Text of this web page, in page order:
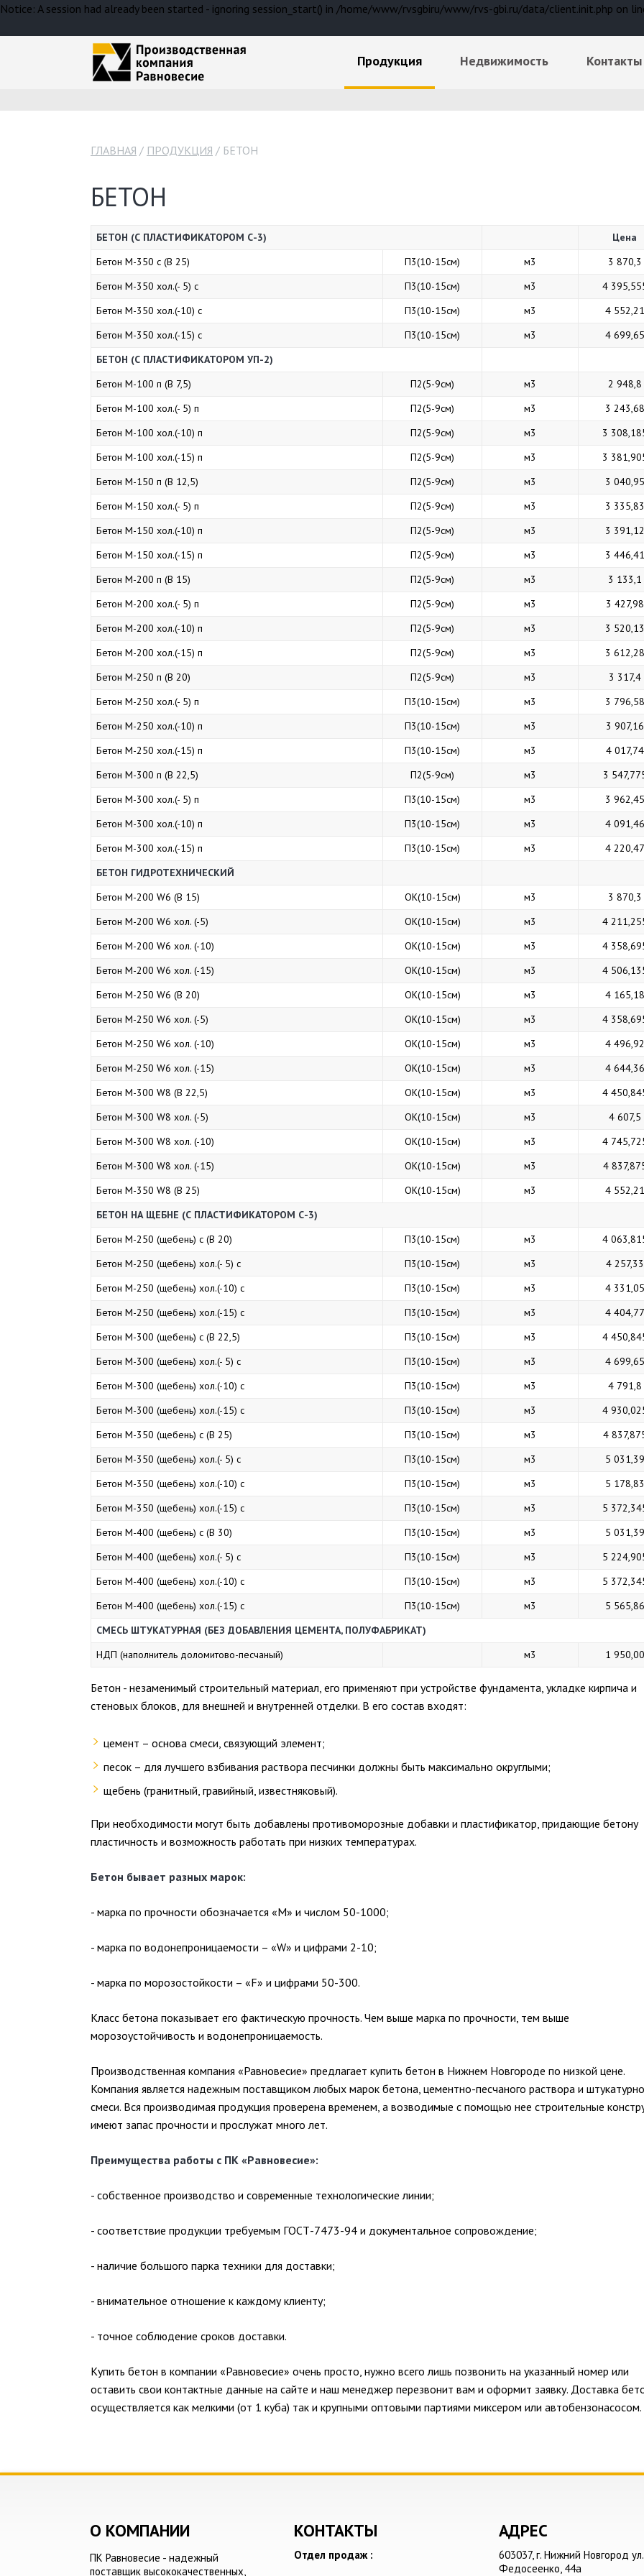
Notice: A session had already been started - ignoring session_start() in /home/www/rvsgbiru/www/rvs-gbi.ru/data/client.init.php on
Продукция Недвижимость Контакты
ГЛАВНАЯ ПРОДУКЦИЯ БЕТОН
БЕТОН
БЕТОН (С ПЛАСТИФИКАТОРОМ С-3)
Цена
Бетон М-350 с (В 25)
П3(10-15см) м3
3 870,3
Бетон М-350 хол.(- 5) с
П3(10-15см) м3
4
Бетон М-350 хол.(-10) с
П3(10-15см) м3
4 552,21
Бетон М-350 хол.(-15) с
П3(10-15см) м3
4 699,65
БЕТОН (С ПЛАСТИФИКАТОРОМ УП-2)
Бетон М-100 п (В 7,5)
П2(5-9см) м3
2 948,8
Бетон М-100 хол.(- 5) п
П2(5-9см) м3
3 243,68
Бетон М-100 хол.(-10) п
П2(5-9см) м3
3
Бетон М-100 хол.(-15) п
П2(5-9см) м3
3
Бетон М-150 п (В 12,5)
П2(5-9см) м3
3 040,95
Бетон М-150 хол.(- 5) п
П2(5-9см) м3
3 335,83
Бетон М-150 хол.(-10) п
П2(5-9см) м3
3 391,12
Бетон М-150 хол.(-15) п
П2(5-9см) м3
3 446,41
Бетон М-200 п (В 15)
П2(5-9см) м3
3 133,1
Бетон М-200 хол.(- 5) п
П2(5-9см) м3
3 427,98
Бетон М-200 хол.(-10) п
П2(5-9см) м3
3 520,13
Бетон М-200 хол.(-15) п
П2(5-9см) м3
3 612,28
Бетон М-250 п (В 20)
П2(5-9см) м3
3 317,4
Бетон М-250 хол.(- 5) п
П3(10-15см) м3
3 796,58
Бетон М-250 хол.(-10) п
П3(10-15см) м3
3 907,16
Бетон М-250 хол.(-15) п
П3(10-15см) м3
4 017,74
Бетон М-300 п (В 22,5)
П2(5-9см) м3
3
Бетон М-300 хол.(- 5) п
П3(10-15см) м3
3 962,45
Бетон М-300 хол.(-10) п
П3(10-15см) м3
4 091,46
Бетон М-300 хол.(-15) п
П3(10-15см) м3
4 220,47
БЕТОН ГИДРОТЕХНИЧЕСКИЙ
Бетон М-200 W6 (В 15)
ОК(10-15см) м3
3 870,3
Бетон М-200 W6 хол. (-5)
ОК(10-15см) м3
4
Бетон М-200 W6 хол. (-10)
ОК(10-15см) м3
4
Бетон М-200 W6 хол. (-15)
ОК(10-15см) м3
4
Бетон М-250 W6 (В 20)
ОК(10-15см) м3
4 165,18
Бетон М-250 W6 хол. (-5)
ОК(10-15см) м3
4
Бетон М-250 W6 хол. (-10)
ОК(10-15см) м3
4 496,92
Бетон М-250 W6 хол. (-15)
ОК(10-15см) м3
4 644,36
Бетон М-300 W8 (В 22,5)
ОК(10-15см) м3
4
Бетон М-300 W8 хол. (-5)
ОК(10-15см) м3
4 607,5
Бетон М-300 W8 хол. (-10)
ОК(10-15см) м3
4
Бетон М-300 W8 хол. (-15)
ОК(10-15см) м3
4
Бетон М-350 W8 (В 25)
ОК(10-15см) м3
4 552,21
БЕТОН НА ЩЕБНЕ (С ПЛАСТИФИКАТОРОМ С-3)
Бетон М-250 (щебень) с (В 20)
П3(10-15см) м3
4
Бетон М-250 (щебень) хол.(- 5) с
П3(10-15см) м3
4 257,33
Бетон М-250 (щебень) хол.(-10) с
П3(10-15см) м3
4 331,05
Бетон М-250 (щебень) хол.(-15) с
П3(10-15см) м3
4 404,77
Бетон М-300 (щебень) с (В 22,5)
П3(10-15см) м3
4
Бетон М-300 (щебень) хол.(- 5) с
П3(10-15см) м3
4 699,65
Бетон М-300 (щебень) хол.(-10) с
П3(10-15см) м3
4 791,8
Бетон М-300 (щебень) хол.(-15) с
П3(10-15см) м3
4
Бетон М-350 (щебень) с (В 25)
П3(10-15см) м3
4
Бетон М-350 (щебень) хол.(- 5) с
П3(10-15см) м3
5 031,39
Бетон М-350 (щебень) хол.(-10) с
П3(10-15см) м3
5 178,83
Бетон М-350 (щебень) хол.(-15) с
П3(10-15см) м3
5
Бетон М-400 (щебень) с (В 30)
П3(10-15см) м3
5 031,39
Бетон М-400 (щебень) хол.(- 5) с
П3(10-15см) м3
5
Бетон М-400 (щебень) хол.(-10) с
П3(10-15см) м3
5
Бетон М-400 (щебень) хол.(-15) с
П3(10-15см) м3
5 565,86
СМЕСЬ ШТУКАТУРНАЯ (БЕЗ ДОБАВЛЕНИЯ ЦЕМЕНТА, ПОЛУФАБРИКАТ)
НДП (наполнитель доломитово-песчаный)
м3 1 950,00
Бетон - незаменимый строительный материал, его применяют при устройстве фундамента, укладке кирпича и
стеновых блоков, для внешней и внутренней отделки. В его состав входят:
цемент – основа смеси, связующий элемент;
песок – для лучшего взбивания раствора песчинки должны быть максимально округлыми;
щебень (гранитный, гравийный, известняковый).
При необходимости могут быть добавлены противоморозные добавки и пластификатор, придающие бетону
пластичность и возможность работать при низких температурах.
Бетон бывает разных марок:
- марка по прочности обозначается «М» и числом 50-1000;
- марка по водонепроницаемости – «W» и цифрами 2-10;
- марка по морозостойкости – «F» и цифрами 50-300.
Класс бетона показывает его фактическую прочность. Чем выше марка по прочности, тем выше
морозоустойчивость и водонепроницаемость.
Производственная компания «Равновесие» предлагает купить бетон в Нижнем Новгороде по низкой цене.
Компания является надежным поставщиком любых марок бетона, цементно-песчаного раствора и
смеси. Вся производимая продукция проверена временем, а возводимые с помощью нее строительные
имеют запас прочности и прослужат много лет.
Преимущества работы с ПК «Равновесие»:
- собственное производство и современные технологические линии;
- соответствие продукции требуемым ГОСТ-7473-94 и документальное сопровождение;
- наличие большого парка техники для доставки;
- внимательное отношение к каждому клиенту;
- точное соблюдение сроков доставки.
Купить бетон в компании «Равновесие» очень просто, нужно всего лишь позвонить на указанный номер или
оставить свои контактные данные на сайте и наш менеджер перезвонит вам и оформит заявку. Доставка
осуществляется как мелкими (от 1 куба) так и крупными оптовыми партиями миксером или автобензонасосом.
О КОМПАНИИ
ПК Равновесие - надежный
поставщик высококачественных,
КОНТАКТЫ
Отдел продаж :
АДРЕС
603037, г. Нижний Новгород ул.
Федосеенко, 44а